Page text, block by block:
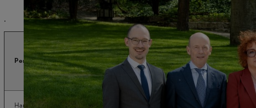
.
Person
.
Stilling
Hans Peter Stihl Honorary Chairman of the Advisory Board